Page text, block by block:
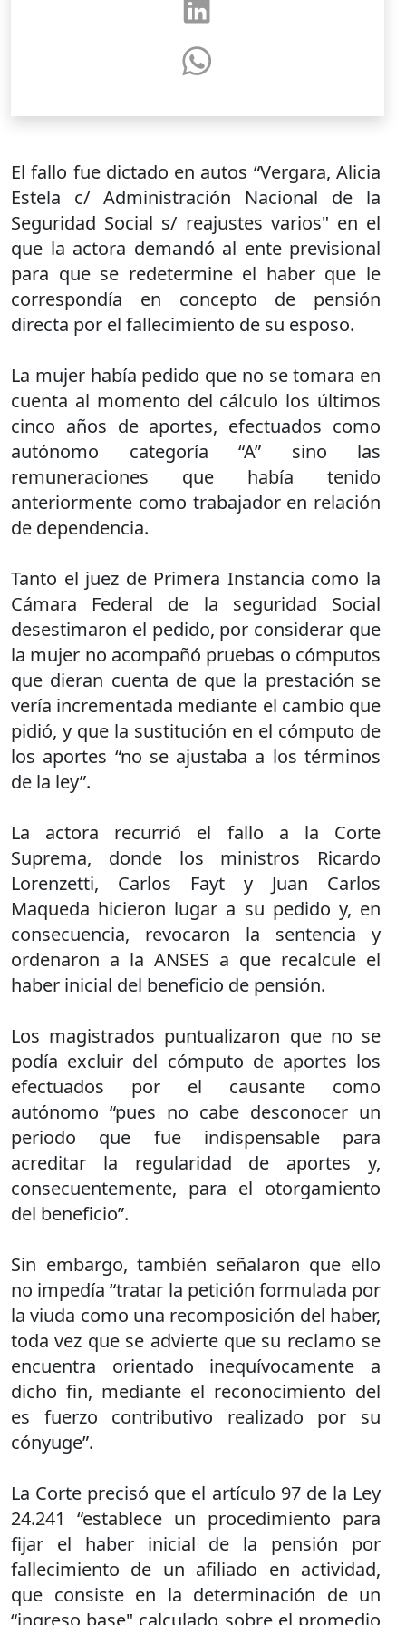
El fallo fue dictado en autos “Vergara, Alicia
Estela c/ Administración Nacional de la
Seguridad Social s/ reajustes varios" en el
que la actora demandó al ente previsional
para que se redetermine el haber que le
correspondía en concepto de pensión
directa por el fallecimiento de su esposo.
La mujer había pedido que no se tomara en
cuenta al momento del cálculo los últimos
cinco años de aportes, efectuados como
autónomo categoría “A” sino las
remuneraciones que había tenido
anteriormente como trabajador en relación
de dependencia.
Tanto el juez de Primera Instancia como la
Cámara Federal de la seguridad Social
desestimaron el pedido, por considerar que
la mujer no acompañó pruebas o cómputos
que dieran cuenta de que la prestación se
vería incrementada mediante el cambio que
pidió, y que la sustitución en el cómputo de
los aportes “no se ajustaba a los términos
de la ley”.
La actora recurrió el fallo a la Corte
Suprema, donde los ministros Ricardo
Lorenzetti, Carlos Fayt y Juan Carlos
Maqueda hicieron lugar a su pedido y, en
consecuencia, revocaron la sentencia y
ordenaron a la ANSES a que recalcule el
haber inicial del beneficio de pensión.
Los magistrados puntualizaron que no se
podía excluir del cómputo de aportes los
efectuados por el causante como
autónomo “pues no cabe desconocer un
periodo que fue indispensable para
acreditar la regularidad de aportes y,
consecuentemente, para el otorgamiento
del beneficio”.
Sin embargo, también señalaron que ello
no impedía “tratar la petición formulada por
la viuda como una recomposición del haber,
toda vez que se advierte que su reclamo se
encuentra orientado inequívocamente a
dicho fin, mediante el reconocimiento del
es fuerzo contributivo realizado por su
cónyuge”.
La Corte precisó que el artículo 97 de la Ley
24.241 “establece un procedimiento para
fijar el haber inicial de la pensión por
fallecimiento de un afiliado en actividad,
que consiste en la determinación de un
“ingreso base" calculado sobre el promedio